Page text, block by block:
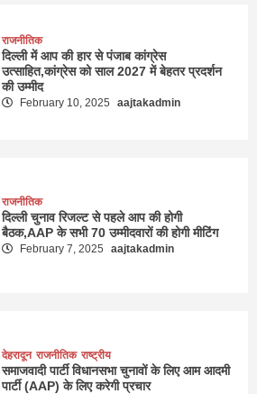
राजनीतिक
दिल्ली में आप की हार से पंजाब कांग्रेस
उत्साहित,कांग्रेस को साल 2027 में बेहतर प्रदर्शन
की उम्मीद
February 10, 2025 aajtakadmin
राजनीतिक
दिल्ली चुनाव रिजल्ट से पहले आप की होगी
बैठक,AAP के सभी 70 उम्मीदवारों की होगी मीटिंग
February 7, 2025 aajtakadmin
देहरादून राजनीतिक राष्ट्रीय
समाजवादी पार्टी विधानसभा चुनावों के लिए आम आदमी
पार्टी (AAP) के लिए करेगी प्रचार